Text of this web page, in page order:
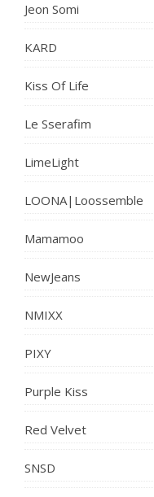
Jeon Somi
KARD
Kiss Of Life
Le Sserafim
LimeLight
LOONA|Loossemble
Mamamoo
NewJeans
NMIXX
PIXY
Purple Kiss
Red Velvet
SNSD